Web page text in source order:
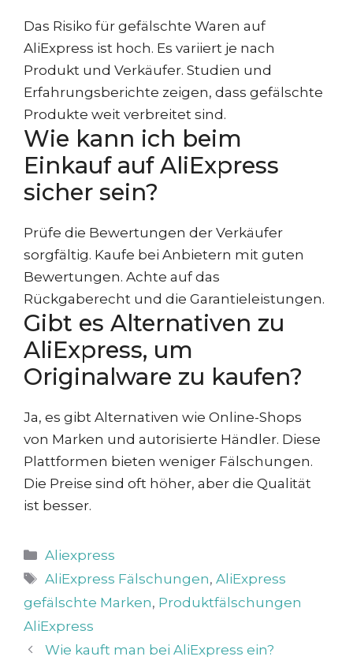
Das Risiko für gefälschte Waren auf
AliExpress ist hoch. Es variiert je nach
Produkt und Verkäufer. Studien und
Erfahrungsberichte zeigen, dass gefälschte
Produkte weit verbreitet sind.
Wie kann ich beim
Einkauf auf AliExpress
sicher sein?
Prüfe die Bewertungen der Verkäufer
sorgfältig. Kaufe bei Anbietern mit guten
Bewertungen. Achte auf das
Rückgaberecht und die Garantieleistungen.
Gibt es Alternativen zu
AliExpress, um
Originalware zu kaufen?
Ja, es gibt Alternativen wie Online-Shops
von Marken und autorisierte Händler. Diese
Plattformen bieten weniger Fälschungen.
Die Preise sind oft höher, aber die Qualität
ist besser.
Kategorien
Aliexpress
Schlagwörter
AliExpress Fälschungen,AliExpress
gefälschte Marken, Produktfälschungen
AliExpress
Wie kauft man bei AliExpress ein?